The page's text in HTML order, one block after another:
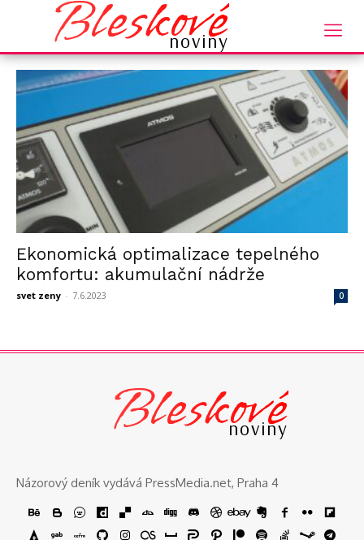
Bleskové
noviny
Tagy Ekonomická optimalizace
štítek: ekonomická optimalizace
Ekonomická optimalizace tepelného
komfortu: akumulační nádrže
svet zeny - 7.6.2023 0
Bleskové
noviny
Názorový deník vydává PressMedia.net, Praha 4